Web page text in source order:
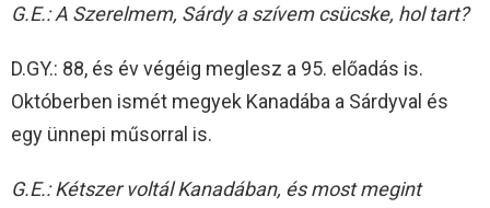
G.E.: A Szerelmem, Sárdy a szívem csücske, hol tart?
D.GY.: 88, és év végéig meglesz a 95. előadás is.
Októberben ismét megyek Kanadába a Sárdyval és
egy ünnepi műsorral is.
G.E.: Kétszer voltál Kanadában, és most megint